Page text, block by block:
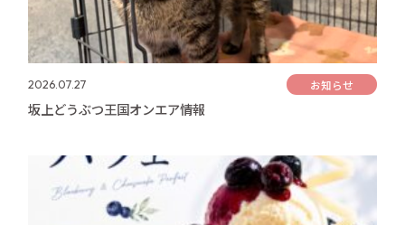
2026.07.27 お知らせ
坂上どうぶつ王国オンエア情報